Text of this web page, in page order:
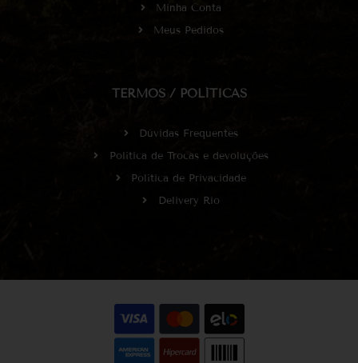
Minha Conta
Meus Pedidos
TERMOS / POLÍTICAS
Dúvidas Frequentes
Política de Trocas e devoluções
Política de Privacidade
Delivery Rio